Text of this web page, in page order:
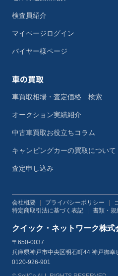
検査員紹介
マイページログイン
バイヤー様ページ
車の買取
車買取相場・査定価格 検索
オークション実績紹介
中古車買取お役立ちコラム
キャンピングカーの買取について
査定申し込み
会社概要 プライバシーポリシー
特定商取引法に基づく表記
書類・規
クイック・ネットワーク株式
〒650-0037
兵庫県神戸市中央区明石町44 神戸御幸
0120-926-901